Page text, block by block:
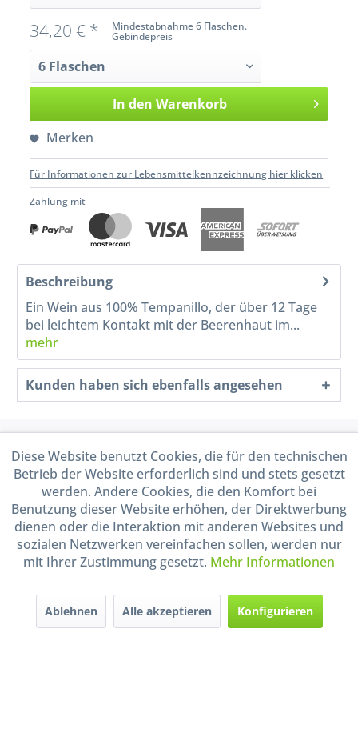
Mindestabnahme 6 Flaschen.
Gebindepreis
34,20 € *
In den Warenkorb
Merken
Für Informationen zur Lebensmittelkennzeichnung hier klicken
Zahlung mit
Beschreibung
Ein Wein aus 100% Tempanillo, der über 12 Tage
bei leichtem Kontakt mit der Beerenhaut im...
mehr
Kunden haben sich ebenfalls angesehen
Service Hotline
Shop Service
Informationen
Handel mit BIO-Weinen
durch DE-ÖKO-009
Diese Website benutzt Cookies, die für den technischen
Betrieb der Website erforderlich sind und stets gesetzt
werden. Andere Cookies, die den Komfort bei
Benutzung dieser Website erhöhen, der Direktwerbung
dienen oder die Interaktion mit anderen Websites und
sozialen Netzwerken vereinfachen sollen, werden nur
mit Ihrer Zustimmung gesetzt. Mehr Informationen
Ablehnen Alle akzeptieren Konfigurieren